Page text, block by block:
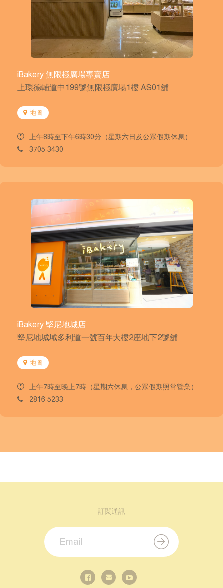
iBakery 無限極廣場專賣店
上環德輔道中199號無限極廣場1樓 AS01舖
地圖
上午8時至下午6時30分（星期六日及公眾假期休息）
3705 3430
iBakery 堅尼地城店
堅尼地城域多利道一號百年大樓2座地下2號舖
地圖
上午7時至晚上7時（星期六休息，公眾假期照常營業）
2816 5233
訂閱通訊